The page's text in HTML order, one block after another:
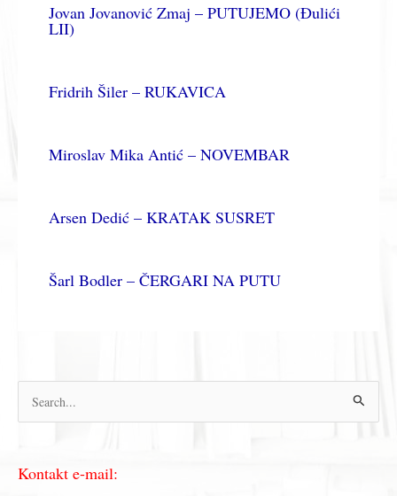
Jovan Jovanović Zmaj – PUTUJEMO (Đulići
LII)
Fridrih Šiler – RUKAVICA
Miroslav Mika Antić – NOVEMBAR
Arsen Dedić – KRATAK SUSRET
Šarl Bodler – ČERGARI NA PUTU
р
т
Kontakt e-mail: